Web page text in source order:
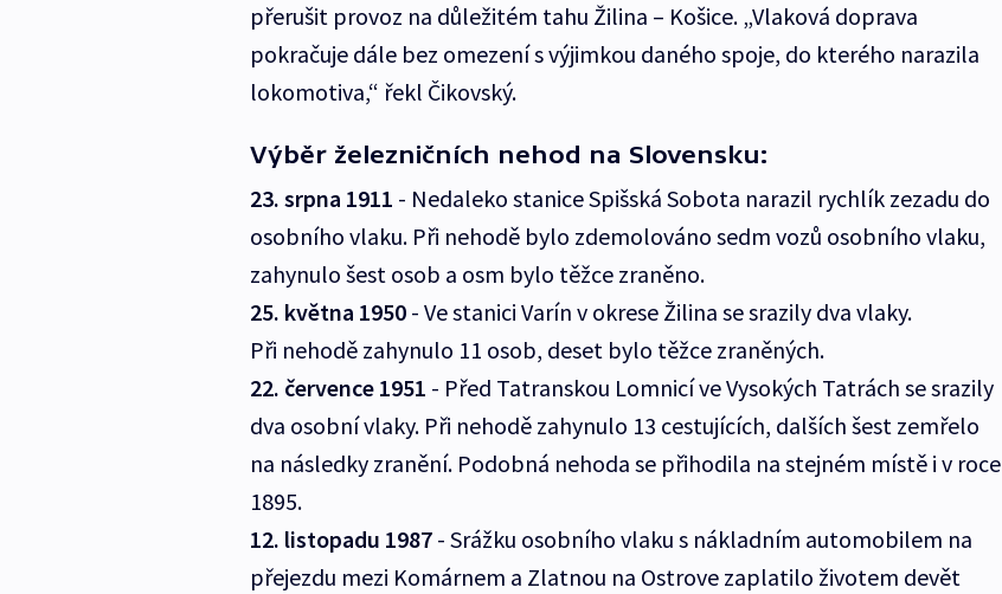
přerušit provoz na důležitém tahu Žilina – Košice. „Vlaková doprava
pokračuje dále bez omezení s výjimkou daného spoje, do kterého narazila
lokomotiva,“ řekl Čikovský.
Výběr železničních nehod na Slovensku:
23. srpna 1911 - Nedaleko stanice Spišská Sobota narazil rychlík zezadu do
osobního vlaku. Při nehodě bylo zdemolováno sedm vozů osobního vlaku,
zahynulo šest osob a osm bylo těžce zraněno.
25. května 1950 - Ve stanici Varín v okrese Žilina se srazily dva vlaky.
Při nehodě zahynulo 11 osob, deset bylo těžce zraněných.
22. července 1951 - Před Tatranskou Lomnicí ve Vysokých Tatrách se srazily
dva osobní vlaky. Při nehodě zahynulo 13 cestujících, dalších šest zemřelo
na následky zranění. Podobná nehoda se přihodila na stejném místě i v roce
1895.
12. listopadu 1987 - Srážku osobního vlaku s nákladním automobilem na
přejezdu mezi Komárnem a Zlatnou na Ostrove zaplatilo životem devět